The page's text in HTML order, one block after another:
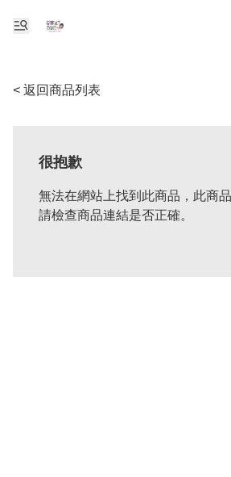
< 返回商品列表
很抱歉
無法在網站上找到此商品，此商品
請檢查商品連結是否正確。